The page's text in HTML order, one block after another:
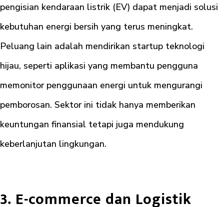
pengisian kendaraan listrik (EV) dapat menjadi solusi
kebutuhan energi bersih yang terus meningkat.
Peluang lain adalah mendirikan startup teknologi
hijau, seperti aplikasi yang membantu pengguna
memonitor penggunaan energi untuk mengurangi
pemborosan. Sektor ini tidak hanya memberikan
keuntungan finansial tetapi juga mendukung
keberlanjutan lingkungan.
3. E-commerce dan Logistik